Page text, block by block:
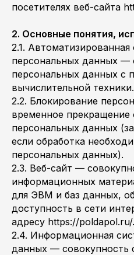
посетителях веб-сайта
2. Основные понятия,
2.1. Автоматизированная
персональных данных —
персональных данных с
вычислительной техники.
2.2. Блокирование
временное прекращение
персональных данных
если обработка
персональных данных).
2.3. Веб-сайт —
информационных
для ЭВМ и баз данных,
доступность в сети
адресу https://poldapol.ru/.
2.4. Информационная
данных — совокупность